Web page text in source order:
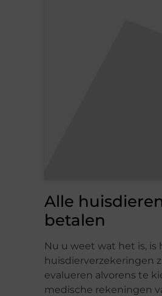
Alle
betalen
Nu u weet wat het is, is
huisdierverzekeringen
evalueren alvorens te
medische rekeningen